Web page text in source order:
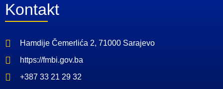
Kontakt
Hamdije Čemerlića 2, 71000 Sarajevo
https://fmbi.gov.ba
+387 33 21 29 32